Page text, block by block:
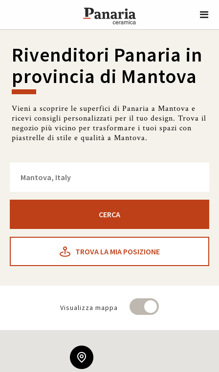
Rivenditori Panaria in
provincia di Mantova
Vieni a scoprire le superfici di Panaria a Mantova e
ricevi consigli personalizzati per il tuo design. Trova il
negozio più vicino per trasformare i tuoi spazi con
piastrelle di stile e qualità a Mantova.
CERCA
TROVA LA MIA POSIZIONE
Visualizza mappa